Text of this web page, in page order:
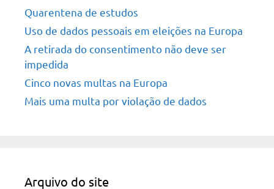
Quarentena de estudos
Uso de dados pessoais em eleições na Europa
A retirada do consentimento não deve ser
impedida
Cinco novas multas na Europa
Mais uma multa por violação de dados
Arquivo do site